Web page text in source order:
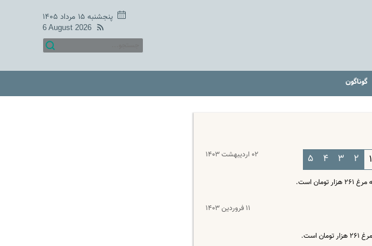
پنجشنبه ۱۵ مرداد ۱۴۰۵
6 August 2026
گوناگون
۰۲ اردیبهشت ۱۴۰۳
۱۱ فروردین ۱۴۰۳
۱ ۲ ۳ ۴ ۵